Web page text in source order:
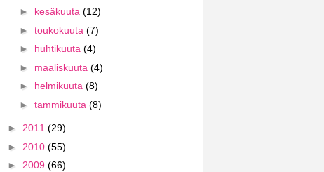
► kesäkuuta (12)
► toukokuuta (7)
► huhtikuuta (4)
► maaliskuuta (4)
► helmikuuta (8)
► tammikuuta (8)
► 2011 (29)
► 2010 (55)
► 2009 (66)